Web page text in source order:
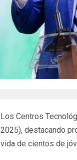
Los Centros
2025), destacando
vida de cientos de